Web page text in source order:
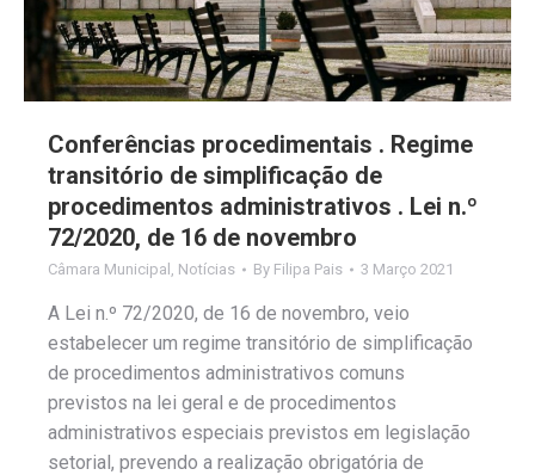
Conferências procedimentais . Regime
transitório de simplificação de
procedimentos administrativos . Lei n.º
72/2020, de 16 de novembro
Câmara Municipal Notícias By Filipa Pais 3 Março 2021
A Lei n.º 72/2020, de 16 de novembro, veio
estabelecer um regime transitório de simplificação
de procedimentos administrativos comuns
previstos na lei geral e de procedimentos
administrativos especiais previstos em legislação
setorial, prevendo a realização obrigatória de